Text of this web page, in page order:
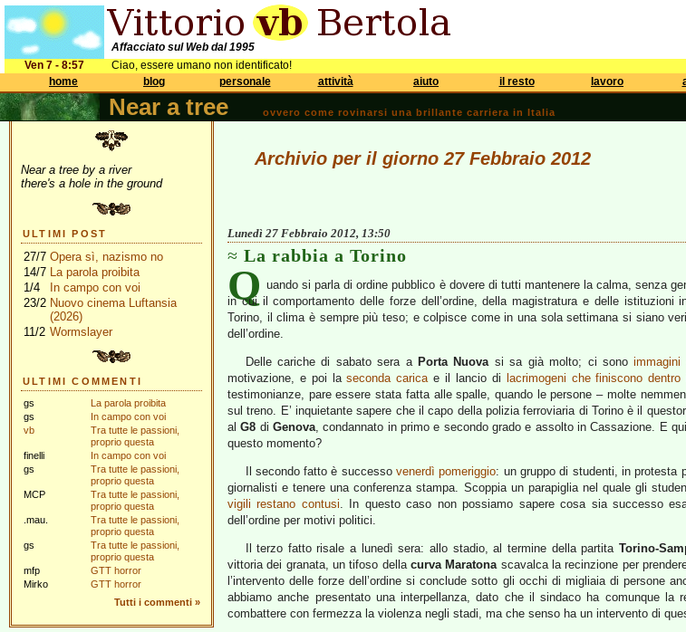
Affacciato sul Web dal 1995
Ven 7 - 8:57
Ciao, essere umano non identificato!
home
blog personale attività aiuto il resto lavoro
Near a tree ovvero come rovinarsi una brillante carriera in Italia
Near a tree by a river
there's a hole in the ground
ULTIMI POST
27/7 Opera sì, nazismo no
14/7 La parola proibita
1/4
In campo con voi
23/2 Nuovo cinema Luftansia
(2026)
11/2 Wormslayer
ULTIMI COMMENTI
gs
La parola proibita
gs
In campo con voi
vb
Tra tutte le passioni,
proprio questa
finelli
In campo con voi
gs
Tra tutte le passioni,
proprio questa
MCP
Tra tutte le passioni,
proprio questa
.mau.
Tra tutte le passioni,
proprio questa
gs
Tra tutte le passioni,
proprio questa
mfp
GTT horror
Mirko
GTT horror
Tutti i commenti »
Archivio per il giorno 27 Febbraio 2012
Lunedì 27 Febbraio 2012, 13:50
La rabbia a Torino
Q uando si parla di ordine pubblico è dovere di tutti mantenere la calma, senza
in cui il comportamento delle forze dell’ordine, della magistratura e delle
Torino, il clima è sempre più teso; e colpisce come in una sola settimana si siano
dell’ordine.
Delle cariche di sabato sera a Porta Nuovasi sa già molto; ci sonoimmagini
motivazione, e poi laseconda caricae il lancio di lacrimogeni che finiscono
testimonianze, pare essere stata fatta alle spalle, quando le persone – molte
sul treno. E’ inquietante sapere che il capo della polizia ferroviaria di Torino è il
alG8 diGenova, condannato in primo e secondo grado e assolto in Cassazione. E
questo momento?
Il secondo fatto è successovenerdì pomeriggio: un gruppo di studenti, in protesta
giornalisti e tenere una conferenza stampa. Scoppia un parapiglia nel quale gli
vigili restano contusi. In questo caso non possiamo sapere cosa sia successo
dell’ordine per motivi politici.
Il terzo fatto risale a lunedì sera: allo stadio, al termine della partita Torino-
vittoria dei granata, un tifoso dellacurva Maratonascavalca la recinzione per
l’intervento delle forze dell’ordine si conclude sotto gli occhi di migliaia di persone
abbiamo anche presentato una interpellanza, dato che il sindaco ha comunque la
combattere con fermezza la violenza negli stadi, ma che senso ha un intervento di